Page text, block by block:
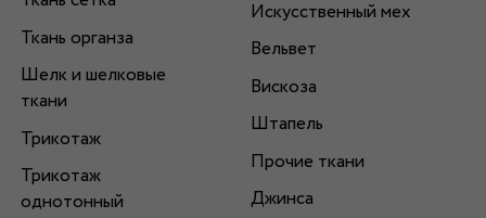
Ткань органза
Шелк и шелковые
ткани
Трикотаж
Трикотаж
однотонный
Искусственный мех
Вельвет
Вискоза
Штапель
Прочие ткани
Джинса